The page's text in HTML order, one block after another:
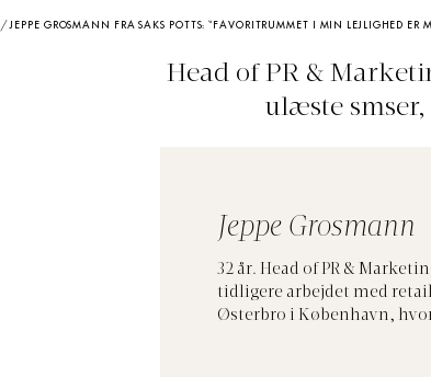
/JEPPE GROSMANN FRA SAKS POTTS: “FAVORITRUMMET I MIN LEJLIGHED
Head of PR &
ulæste smser,
Jeppe Grosmann
32 år. Head of PR &
tidligere arbejdet med
Østerbro i København,